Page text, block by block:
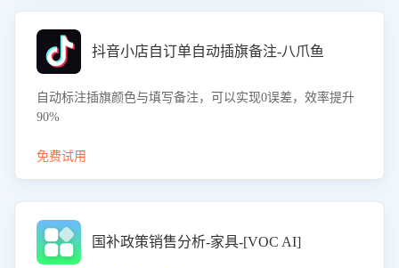
抖音小店自订单自动插旗备注-八爪鱼
自动标注插旗颜色与填写备注，可以实现0误差，效率提升
90%
免费试用
国补政策销售分析-家具-[VOC AI]